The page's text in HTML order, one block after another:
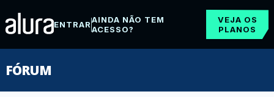
ENTRARAINDA NÃO TEM
ACESSO?
VEJA OS
PLANOS
FÓRUM